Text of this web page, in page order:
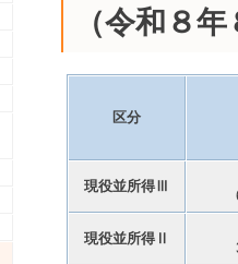
（令和８
区分
現役並所得Ⅲ
現役並所得Ⅱ